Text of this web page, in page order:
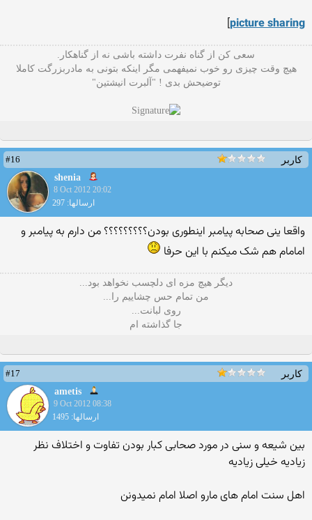
picture sharing
]
سعی کن از گناه نفرت داشته باشی نه از گناهکار.
هیچ وقت چیزی رو خوب نمیفهمی مگر اینکه بتونی به مادربزرگت کاملا
توضیحش بدی ! "آلبرت انیشتین"
کاربر
#16
shenia
8 Oct 2012 20:02
ارسالها: 297
واقعا ینی صحابه پیامبر اینطوری بودن؟؟؟؟؟؟؟؟؟ من دارم به پیامبر و
امامام هم شک میکنم با این حرفا
دیگر هیچ مزه ای دلچسب نخواهد بود...
من تمام حس چشاییم را...
روی لبانت...
جا گذاشته ام
کاربر
#17
ametis
9 Oct 2012 08:38
ارسالها: 1495
بین شیعه و سنی در مورد صحابی کبار بودن تفاوت و اختلاف نظر
زیادیه خیلی زیادیه
اهل سنت امام های مارو اصلا امام نمیدونن